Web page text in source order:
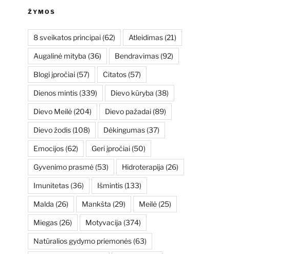
ŽYMOS
8 sveikatos principai(62) Atleidimas(21)
Augalinė mityba (36) Bendravimas(92)
Blogi įpročiai(57) Citatos(57)
Dienos mintis(339) Dievo kūryba (38)
Dievo Meilė(204) Dievo pažadai(89)
Dievo žodis(108) Dėkingumas(37)
Emocijos(62) Geri įpročiai(50)
Gyvenimo prasmė(53) Hidroterapija (26)
Imunitetas(36) Išmintis(133)
Malda (26) Mankšta (29) Meilė(25)
Miegas(26) Motyvacija (374)
Natūralios gydymo priemonės(63)